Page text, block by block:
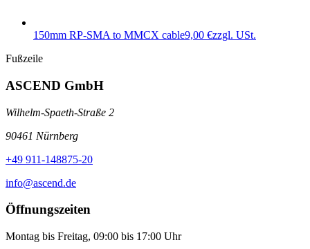
150mm RP-SMA to MMCX cable9,00 €zzgl. USt.
Fußzeile
ASCEND GmbH
Wilhelm-Spaeth-Straße 2
90461 Nürnberg
+49 911-148875-20
info@ascend.de
Öffnungszeiten
Montag bis Freitag, 09:00 bis 17:00 Uhr